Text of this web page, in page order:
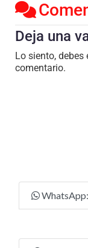
Deja una
Lo siento, debes
comentario.
WhatsApp: